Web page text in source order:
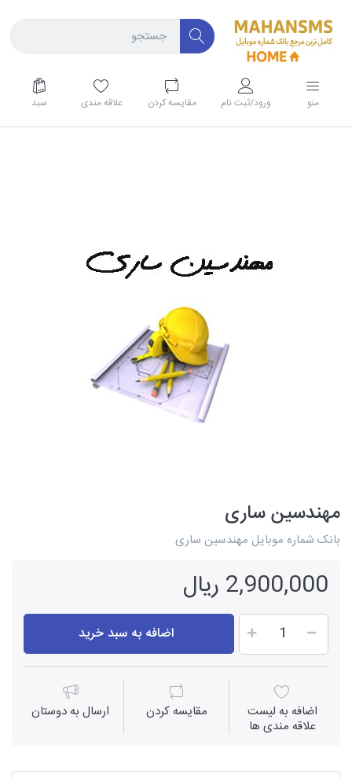
منو ورود/ثبت نام مقايسه كردن علاقه مندی سبد
مهندسین ساری
بانک شماره موبایل مهندسین ساری
2,900,000 ریال
اضافه به سبد خرید
اضافه به لیست
علاقه مندی ها
مقايسه كردن ارسال به دوستان